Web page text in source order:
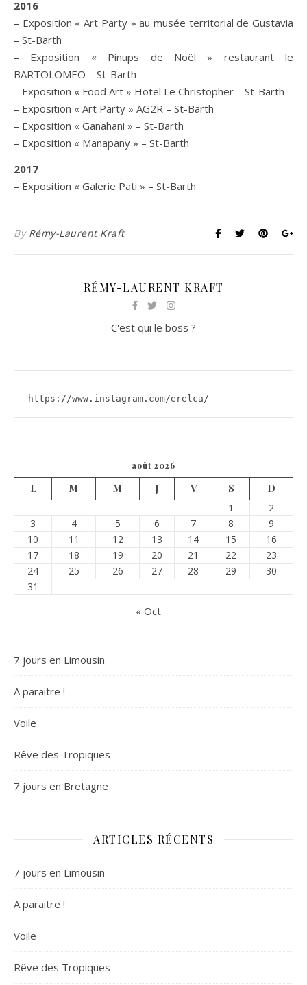
2016
– Exposition « Art Party » au musée territorial de Gustavia
– St-Barth
– Exposition « Pinups de Noël » restaurant le
BARTOLOMEO – St-Barth
– Exposition « Food Art » Hotel Le Christopher – St-Barth
– Exposition « Art Party » AG2R – St-Barth
– Exposition « Ganahani » – St-Barth
– Exposition « Manapany » – St-Barth
2017
– Exposition « Galerie Pati » – St-Barth
By Rémy-Laurent Kraft
RÉMY-LAURENT KRAFT
C'est qui le boss ?
https://www.instagram.com/erelca/
août 2026
L M M J V S
D
1
2
3
4 5 6 7 8
9
10
11 12 13 14 15
16
17
18 19 20 21 22
23
24
25 26 27 28 29
30
31
« Oct
7 jours en Limousin
A paraitre !
Voile
Rêve des Tropiques
7 jours en Bretagne
ARTICLES RÉCENTS
7 jours en Limousin
A paraitre !
Voile
Rêve des Tropiques